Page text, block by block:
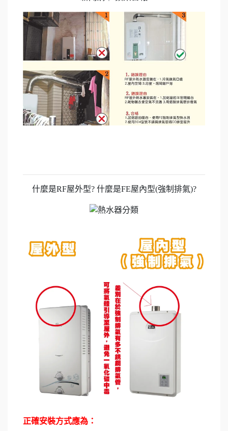
什麼是RF屋外型? 什麼是FE屋內型(強制排氣)?
正確安裝方式應為：